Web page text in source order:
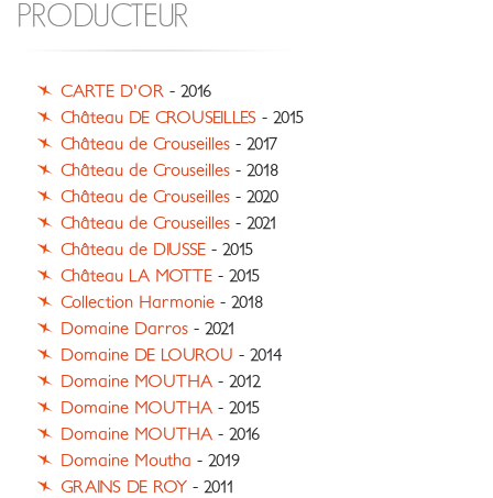
PRODUCTEUR
CARTE D'OR - 2016
Château DE CROUSEILLES - 2015
Château de Crouseilles - 2017
Château de Crouseilles - 2018
Château de Crouseilles - 2020
Château de Crouseilles - 2021
Château de DIUSSE - 2015
Château LA MOTTE - 2015
Collection Harmonie - 2018
Domaine Darros - 2021
Domaine DE LOUROU - 2014
Domaine MOUTHA - 2012
Domaine MOUTHA - 2015
Domaine MOUTHA - 2016
Domaine Moutha - 2019
GRAINS DE ROY - 2011